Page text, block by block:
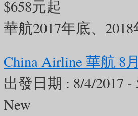
2 0
提到澳門，大家第
$658元起
華航2017年底、
China Airline 華航 8
出發日期 : 8/4/2017 -
New